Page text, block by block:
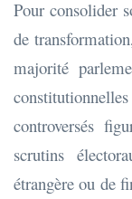
Pour consolider
de
majorité
controversés
scrutins
étrangère ou de